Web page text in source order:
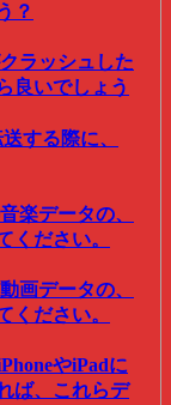
？
ラッシュした
良いでしょう
する際に、
楽データの、
ください。
画データの、
ください。
やiPadに
ば、これらデ